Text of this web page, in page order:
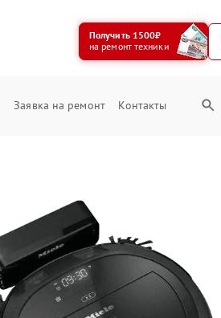
Получить 1500₽
на ремонт техники
Заявка на ремонт Контакты